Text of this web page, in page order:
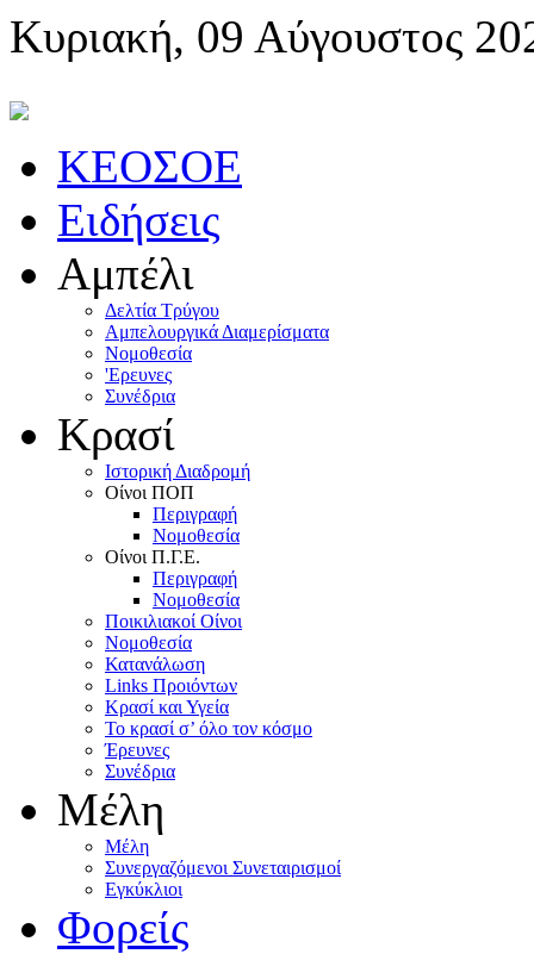
Κυριακή, 09 Αύγουστος
KEOΣOE
Ειδήσεις
Αμπέλι
Δελτία Τρύγου
Αμπελουργικά Διαμερίσματα
Nομοθεσία
'Eρευνες
Συνέδρια
Κρασί
Iστορική Διαδρομή
Oίνοι ΠOΠ
Περιγραφή
Nομοθεσία
Oίνοι Π.Γ.E.
Περιγραφή
Νομοθεσία
Ποικιλιακοί Oίνοι
Nομοθεσία
Κατανάλωση
Links Προιόντων
Κρασί και Υγεία
To κρασί σ’ όλο τον κόσμο
Έρευνες
Συνέδρια
Μέλη
Mέλη
Συνεργαζόμενοι Συνεταιρισμοί
Εγκύκλιοι
Φορείς